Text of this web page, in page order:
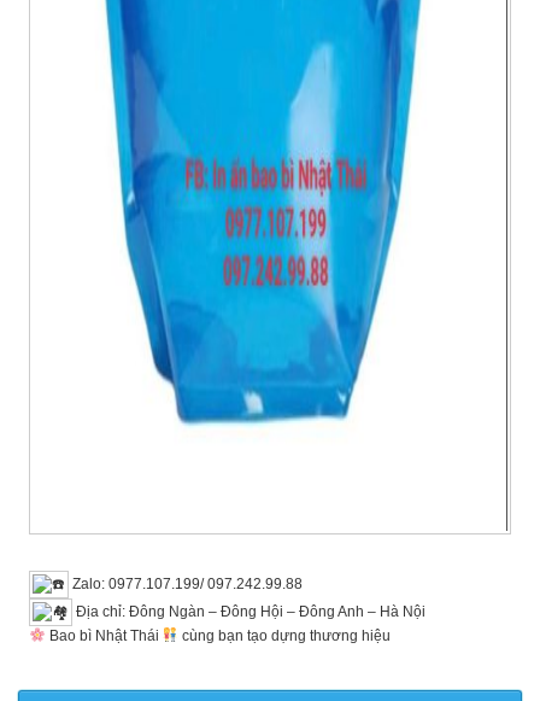
Zalo: 0977.107.199/ 097.242.99.88
Địa chỉ: Đông Ngàn – Đông Hội – Đông Anh – Hà Nội
Bao bì Nhật Thái
cùng bạn tạo dựng thương hiệu